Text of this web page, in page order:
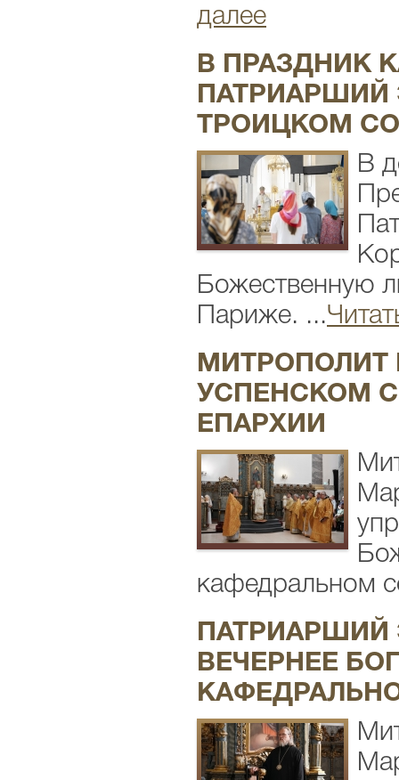
далее
В ПРАЗДНИК
ТРОИЦКОМ
В
Божественную
Париже. ...
УСПЕНСКОМ
ЕПАРХИИ
кафедральном
ВЕЧЕРНЕЕ